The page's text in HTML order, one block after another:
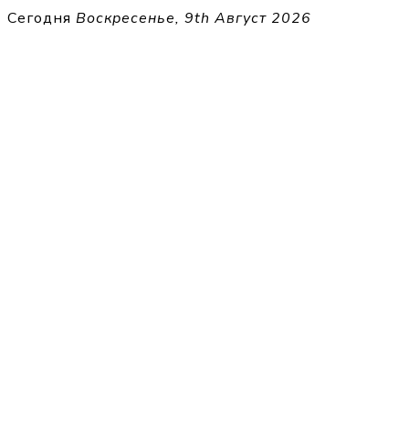
Перейти
Сегодня Воскресенье, 9th Август 2026